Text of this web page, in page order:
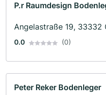
P.r Raumdesign
Angelastraße 19, 33332
0.0 (0)
Peter Reker Bodenleger